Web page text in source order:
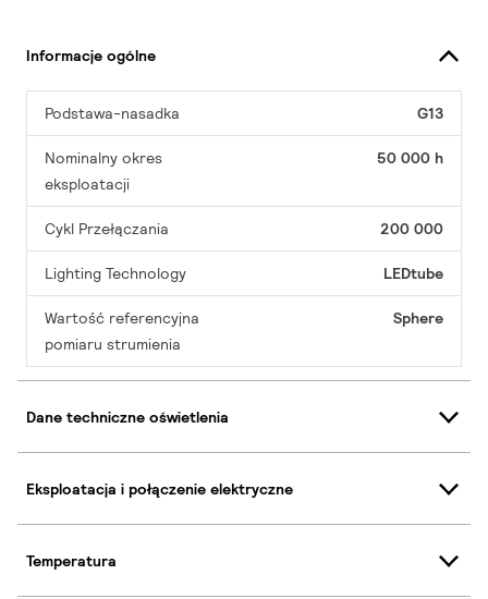
Informacje ogólne
Podstawa-nasadka G13
Nominalny okres
eksploatacji
50 000 h
Cykl Przełączania 200 000
Lighting Technology LEDtube
Wartość referencyjna
pomiaru strumienia
Sphere
Dane techniczne oświetlenia
Eksploatacja i połączenie elektryczne
Temperatura